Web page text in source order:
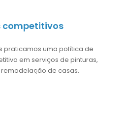
competitivos
praticamos uma política de
em serviços de pinturas,
de casas.